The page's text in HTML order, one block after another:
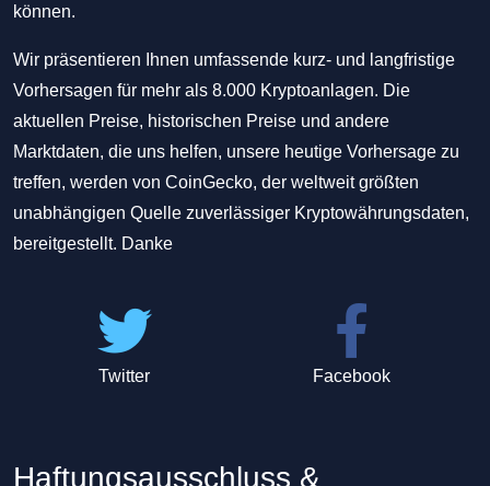
können.
Wir präsentieren Ihnen umfassende kurz- und langfristige
Vorhersagen für mehr als 8.000 Kryptoanlagen. Die
aktuellen Preise, historischen Preise und andere
Marktdaten, die uns helfen, unsere heutige Vorhersage zu
treffen, werden von CoinGecko, der weltweit größten
unabhängigen Quelle zuverlässiger Kryptowährungsdaten,
bereitgestellt. Danke
Twitter Facebook
Haftungsausschluss &